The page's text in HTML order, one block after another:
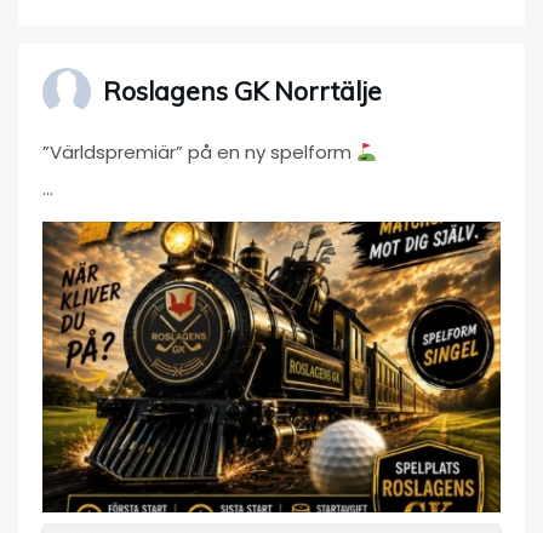
Roslagens GK Norrtälje
”Världspremiär” på en ny spelform
mingolf.golf.se/tavling/information/5776460
”Enkel beskrivning så spelar ni matchspel,
poängbogey mot er själva”
Herrar från gul tee (55) och damer från röd (49).
Onsdag 12 augusti
Första start 16:40, sista start 17:20